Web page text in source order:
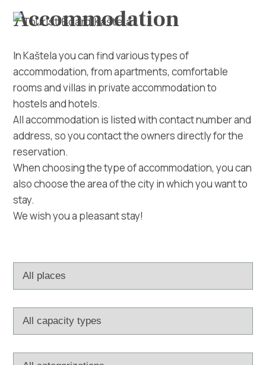
Explore
Destination
What to do
Info
Tourist office
Safe in Dalmatia
Accommodation
In Kaštela you can find various types of
accommodation, from apartments, comfortable
rooms and villas in private accommodation to
hostels and hotels.
All accommodation is listed with contact number and
address, so you contact the owners directly for the
reservation.
When choosing the type of accommodation, you can
also choose the area of ​​the city in which you want to
stay.
We wish you a pleasant stay!